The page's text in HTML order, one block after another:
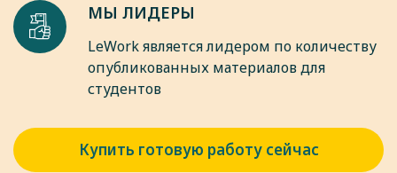
МЫ ЛИДЕРЫ
LeWork является лидером по количеству
опубликованных материалов для
студентов
Купить готовую работу сейчас